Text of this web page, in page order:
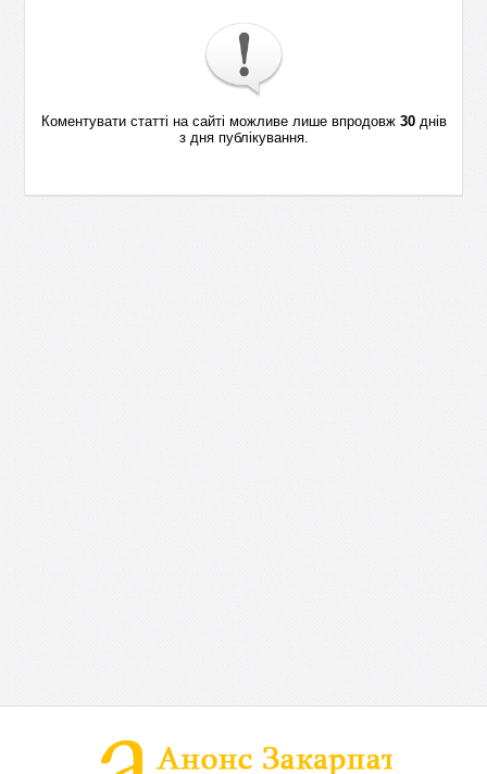
Коментувати статті на сайті можливе лише впродовж 30днів
з дня публікування.